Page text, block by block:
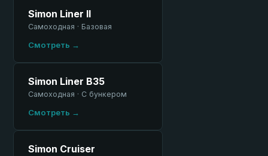
Simon Liner II
Самоходная · Базовая
Смотреть →
Simon Liner B35
Самоходная · С бункером
Смотреть →
Simon Cruiser